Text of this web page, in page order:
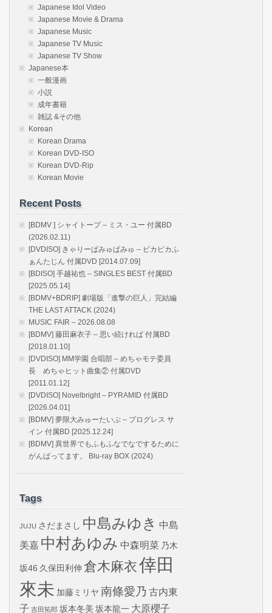
Japanese Idol Video
Japanese Movie & Drama
Japanese Music
Japanese TV Music
Japanese TV Show
Japanese本
一般漫画
小説
成年書籍
雑誌 &その他
Korean
Korean Drama
Korean DVD-ISO
Korean DVD-Rip
Korean Movie
Recent Posts
[BDMV ] シャイトープ – ミス・ユー 付属BD
(2026.02.11)
[DVDISO] きゃりーぱみゅぱみゅ – ピカピカふ
ぁんたじん 付属DVD [2014.07.09]
[BDISO] 手越祐也 – SINGLES BEST 付属BD
[2025.05.14]
[BDMV+BDRIP] 劇場版「進撃の巨人」完結編
THE LAST ATTACK (2024)
MUSIC FAIR – 2026.08.08
[BDMV] 藤田麻衣子 – 思い続ければ 付属BD
[2018.01.10]
[DVDISO] MM学園 合唱部 – めちゃモテ委員
長 めちゃヒット曲集② 付属DVD
[2011.01.12]
[DVDISO] Novelbright – PYRAMID 付属BD
[2026.04.01]
[BDMV] 夢限大みゅーたいぷ – プログレス サ
イン 付属BD [2025.12.24]
[BDMV] 異世界でもふもふなでなでするために
がんばってます。 Blu-ray BOX (2024)
Tags
JUJU さだまさし 中島みゆき 中島
美嘉 中村あゆみ 中森明菜 乃木
坂46 久保田利伸 倉木麻衣倖田
來未 加藤ミリヤ 南條愛乃 古内東
子 吉田拓郎 坂本冬美 坂本龍一 大原櫻子